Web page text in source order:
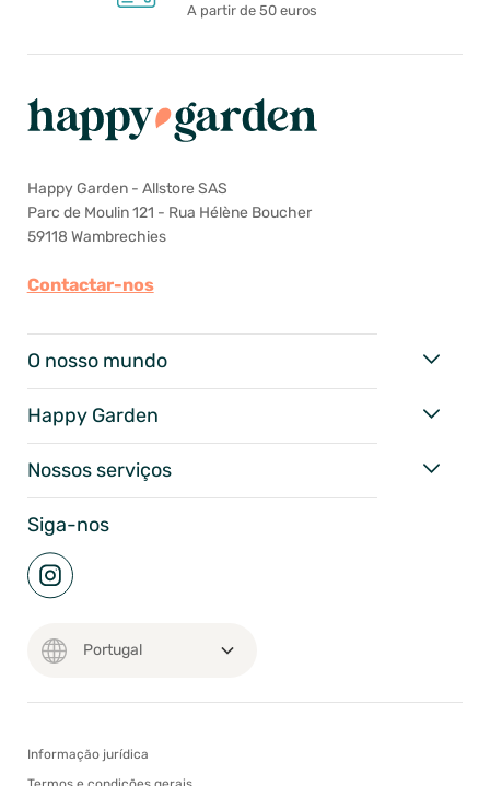
A partir de 50 euros
Happy Garden - Allstore SAS
Parc de Moulin 121 - Rua Hélène Boucher
59118 Wambrechies
Contactar-nos
O nosso mundo
Happy Garden
Nossos serviços
Siga-nos
Informação jurídica